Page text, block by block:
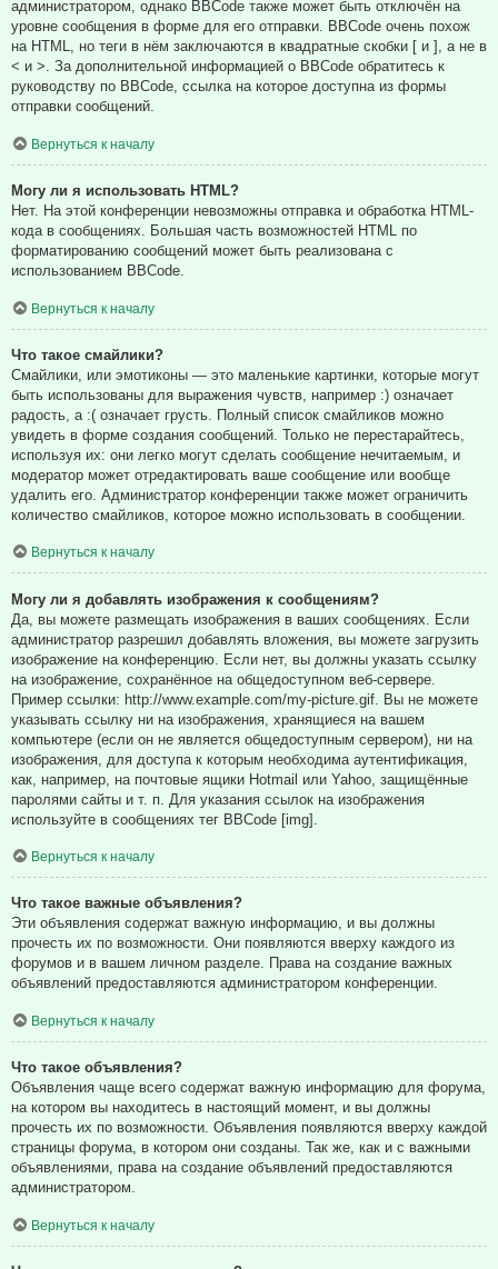
администратором, однако BBCode также может быть отключён на
уровне сообщения в форме для его отправки. BBCode очень похож
на HTML, но теги в нём заключаются в квадратные скобки [ и ], а не в
< и >. За дополнительной информацией о BBCode обратитесь к
руководству по BBCode, ссылка на которое доступна из формы
отправки сообщений.
Вернуться к началу
Могу ли я использовать HTML?
Нет. На этой конференции невозможны отправка и обработка HTML-
кода в сообщениях. Большая часть возможностей HTML по
форматированию сообщений может быть реализована с
использованием BBCode.
Вернуться к началу
Что такое смайлики?
Смайлики, или эмотиконы — это маленькие картинки, которые могут
быть использованы для выражения чувств, например :) означает
радость, а :( означает грусть. Полный список смайликов можно
увидеть в форме создания сообщений. Только не перестарайтесь,
используя их: они легко могут сделать сообщение нечитаемым, и
модератор может отредактировать ваше сообщение или вообще
удалить его. Администратор конференции также может ограничить
количество смайликов, которое можно использовать в сообщении.
Вернуться к началу
Могу ли я добавлять изображения к сообщениям?
Да, вы можете размещать изображения в ваших сообщениях. Если
администратор разрешил добавлять вложения, вы можете загрузить
изображение на конференцию. Если нет, вы должны указать ссылку
на изображение, сохранённое на общедоступном веб-сервере.
Пример ссылки: http://www.example.com/my-picture.gif. Вы не можете
указывать ссылку ни на изображения, хранящиеся на вашем
компьютере (если он не является общедоступным сервером), ни на
изображения, для доступа к которым необходима аутентификация,
как, например, на почтовые ящики Hotmail или Yahoo, защищённые
паролями сайты и т. п. Для указания ссылок на изображения
используйте в сообщениях тег BBCode [img].
Вернуться к началу
Что такое важные объявления?
Эти объявления содержат важную информацию, и вы должны
прочесть их по возможности. Они появляются вверху каждого из
форумов и в вашем личном разделе. Права на создание важных
объявлений предоставляются администратором конференции.
Вернуться к началу
Что такое объявления?
Объявления чаще всего содержат важную информацию для форума,
на котором вы находитесь в настоящий момент, и вы должны
прочесть их по возможности. Объявления появляются вверху каждой
страницы форума, в котором они созданы. Так же, как и с важными
объявлениями, права на создание объявлений предоставляются
администратором.
Вернуться к началу